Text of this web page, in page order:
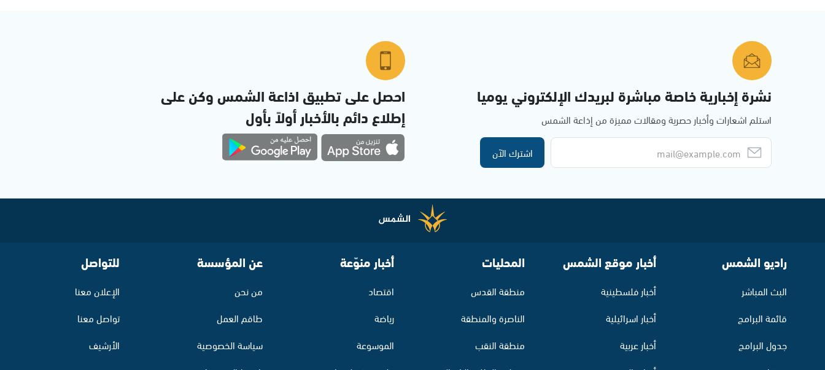
نشرة إخبارية خاصة مباشرة لبريدك الإلكتروني يوميا
استلم اشعارات وأخبار حصرية ومقالات مميزة من إذاعة الشمس
اشترك الآن
احصل على تطبيق اذاعة الشمس وكن على
إطلاع دائم بالأخبار أولاً بأول
راديو الشمس
البث المباشر
قائمة البرامج
جدول البرامج
أخبار موقع الشمس
أخبار فلسطينية
أخبار اسرائيلية
أخبار عربية
المحليات
منطقة القدس
الناصرة والمنطقة
منطقة النقب
أخبار منوّعة
اقتصاد
رياضة
الموسوعة
عن المؤسسة
من نحن
طاقم العمل
سياسة الخصوصية
للتواصل
الإعلان معنا
تواصل معنا
الأرشيف